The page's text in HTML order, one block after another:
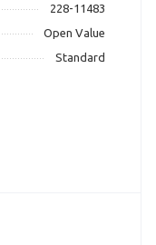
228-11483
Open Value
Standard